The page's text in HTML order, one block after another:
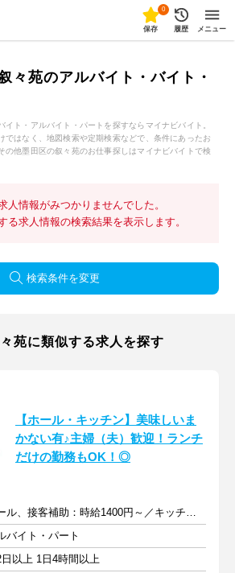
0
保存 履歴 メニュー
々苑のアルバイト・バイト・
イト・アルバイト・パートを探すならマイナビバイト。
ではなく、地図検索や定期検索などで、条件にあったお
の他墨田区の叙々苑のお仕事探しはマイナビバイトで検
人情報がみつかりませんでした。
る求人情報の検索結果を表示します。
検索条件を変更
苑に類似する求人を探す
【ホール・キッチン】美味しいま
かない有♪主婦（夫）歓迎！ランチ
だけの勤務もOK！◎
ホール、接客補助：時給1400円～／キッチン：時給1400円～
バイト・パート
以上 1日4時間以上